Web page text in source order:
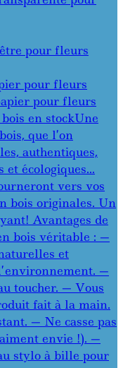
pour fleurs
pour fleurs
pour fleurs
en stockUne
que l’on
authentiques,
et écologiques…
vers vos
bois originales. Un
Avantages de
bois véritable : —
et
—
toucher. — Vous
fait à la main.
— Ne casse pas
envie !). —
stylo à bille pour